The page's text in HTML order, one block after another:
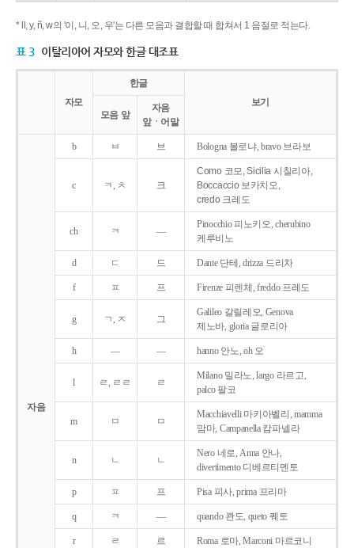
* ll, y, ñ, w의 '이, 니, 오, 우'는 다른 모음과 결합할 때 합쳐서 1 음절로 적는다.
표 3 이탈리아어 자모와 한글 대조표
자모
한글
보기
모음 앞
자음
앞ㆍ어말
자음
b ㅂ 브 Bologna 볼로냐, bravo 브라보
c ㅋ, ㅊ 크
Como 코모, Sicilia 시칠리아,
Boccaccio 보카치오,
credo 크레도
ch ㅋ ―
Pinocchio 피노키오, cherubino
케루비노
d ㄷ 드 Dante 단테, drizza 드리차
f ㅍ 프 Firenze 피렌체, freddo 프레도
g ㄱ, ㅈ 그
Galileo 갈릴레오, Genova
제노바, gloria 글로리아
h ― ― hanno 안노, oh 오
l ㄹ, ㄹㄹ ㄹ
Milano 밀라노, largo 라르고,
palco 팔코
m ㅁ ㅁ
Macchiavelli 마키아벨리, mamma
맘마, Campanella 캄파넬라
n ㄴ ㄴ
Nero 네로, Anna 안나,
divertimento 디베르티멘토
p ㅍ 프 Pisa 피사, prima 프리마
q ㅋ ― quando 콴도, queto 퀘토
r ㄹ 르 Roma 로마, Marconi 마르코니